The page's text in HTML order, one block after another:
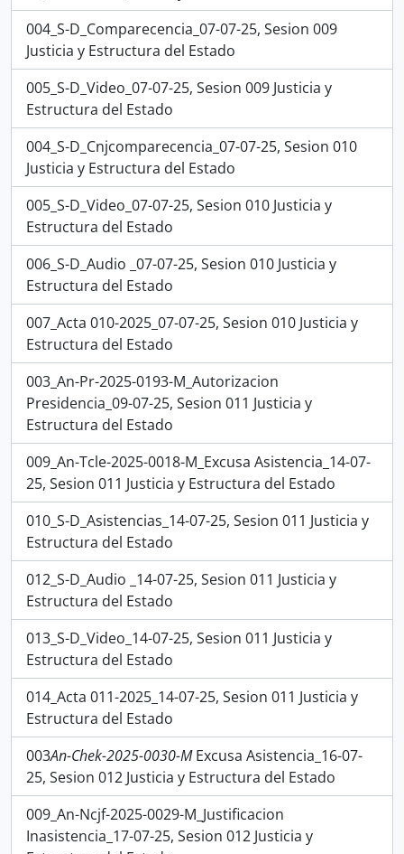
004_S-D_Comparecencia_07-07-25, Sesion 009
Justicia y Estructura del Estado
005_S-D_Video_07-07-25, Sesion 009 Justicia y
Estructura del Estado
004_S-D_Cnjcomparecencia_07-07-25, Sesion 010
Justicia y Estructura del Estado
005_S-D_Video_07-07-25, Sesion 010 Justicia y
Estructura del Estado
006_S-D_Audio _07-07-25, Sesion 010 Justicia y
Estructura del Estado
007_Acta 010-2025_07-07-25, Sesion 010 Justicia y
Estructura del Estado
003_An-Pr-2025-0193-M_Autorizacion
Presidencia_09-07-25, Sesion 011 Justicia y
Estructura del Estado
009_An-Tcle-2025-0018-M_Excusa Asistencia_14-07-
25, Sesion 011 Justicia y Estructura del Estado
010_S-D_Asistencias_14-07-25, Sesion 011 Justicia y
Estructura del Estado
012_S-D_Audio _14-07-25, Sesion 011 Justicia y
Estructura del Estado
013_S-D_Video_14-07-25, Sesion 011 Justicia y
Estructura del Estado
014_Acta 011-2025_14-07-25, Sesion 011 Justicia y
Estructura del Estado
003An-Chek-2025-0030-MExcusa Asistencia_16-07-
25, Sesion 012 Justicia y Estructura del Estado
009_An-Ncjf-2025-0029-M_Justificacion
Inasistencia_17-07-25, Sesion 012 Justicia y